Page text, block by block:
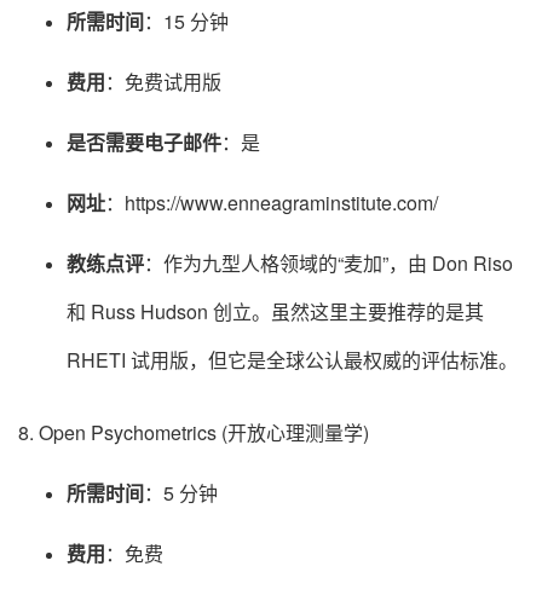
所需时间：15 分钟
费用：免费试用版
是否需要电子邮件：是
网址：https://www.enneagraminstitute.com/
教练点评：作为九型人格领域的“麦加”，由 Don Riso
和 Russ Hudson 创立。虽然这里主要推荐的是其
RHETI 试用版，但它是全球公认最权威的评估标准。
8. Open Psychometrics (开放心理测量学)
所需时间：5 分钟
费用：免费